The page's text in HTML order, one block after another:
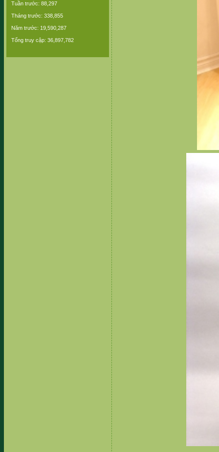
Tuần trước: 88,297
Tháng trước: 338,855
Năm trước: 19,590,287
Tổng truy cập: 36,897,782